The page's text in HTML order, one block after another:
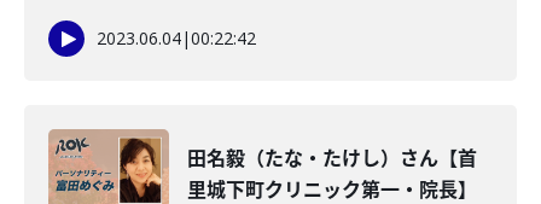
2023.06.04|00:22:42
田名毅（たな・たけし）さん【首
里城下町クリニック第一・院長】